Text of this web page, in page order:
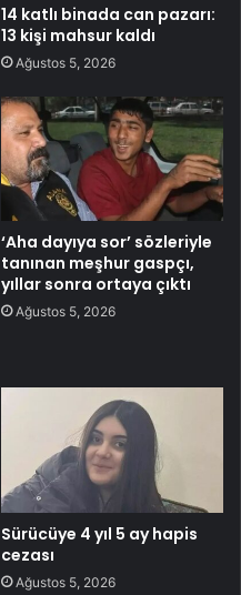
14 katlı binada can pazarı:
13 kişi mahsur kaldı
Ağustos 5, 2026
‘Aha dayıya sor’ sözleriyle
tanınan meşhur gaspçı,
yıllar sonra ortaya çıktı
Ağustos 5, 2026
Sürücüye 4 yıl 5 ay hapis
cezası
Ağustos 5, 2026